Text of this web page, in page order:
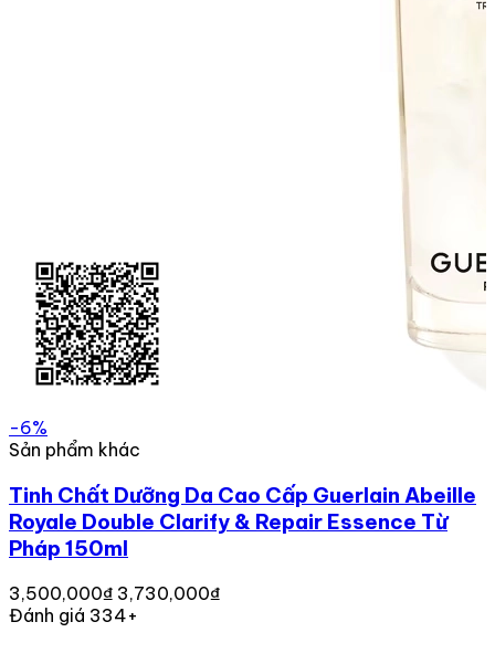
-6%
Sản phẩm khác
Tinh Chất Dưỡng Da Cao Cấp Guerlain Abeille
Royale Double Clarify & Repair Essence Từ
Pháp 150ml
3,500,000₫ 3,730,000₫
Đánh giá 334+